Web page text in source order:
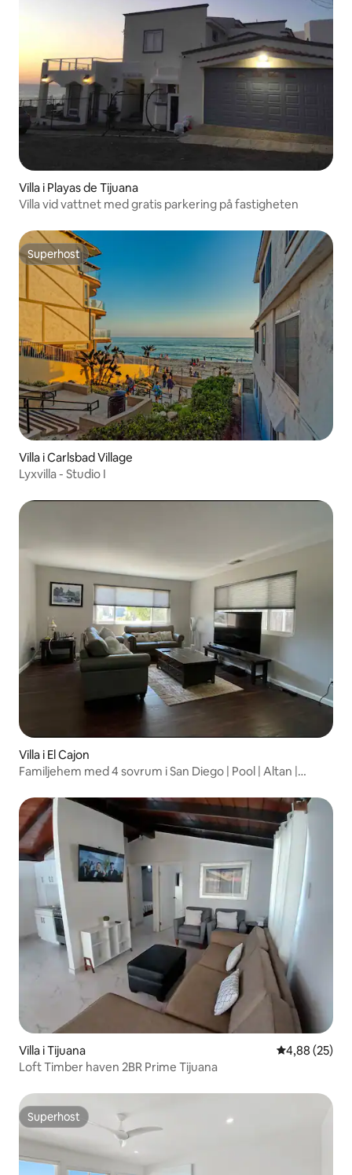
Villa i Playas de Tijuana
Villa vid vattnet med gratis parkering på fastigheten
Superhost
Superhost
Villa i Carlsbad Village
Lyxvilla - Studio I
Villa i El Cajon
Familjehem med 4 sovrum i San Diego | Pool | Altan |
Villa i Tijuana 4,88 av 5 i
4,88 (25)
Loft Timber haven 2BR Prime Tijuana
Superhost
Superhost